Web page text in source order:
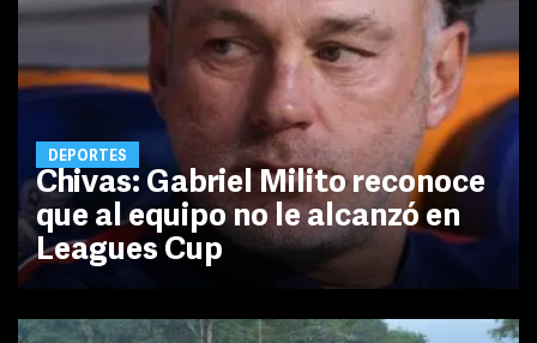
DEPORTES
Chivas: Gabriel Milito reconoce
que al equipo no le alcanzó en
Leagues Cup